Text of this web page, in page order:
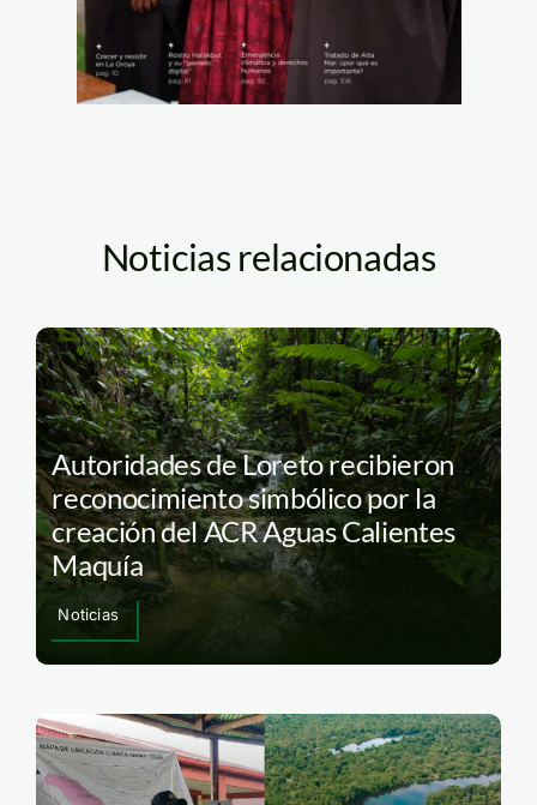
Noticias relacionadas
Autoridades de Loreto recibieron
reconocimiento simbólico por la
creación del ACR Aguas Calientes
Maquía
Noticias